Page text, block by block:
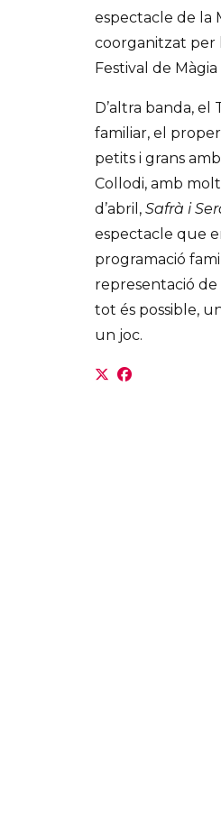
espectacle de la
coorganitzat per
Festival de
D’altra banda,
familiar, el
petits i grans amb
Collodi, amb
d’abril, Safrà i
espectacle que
programació
representació de
tot és possible,
un joc.